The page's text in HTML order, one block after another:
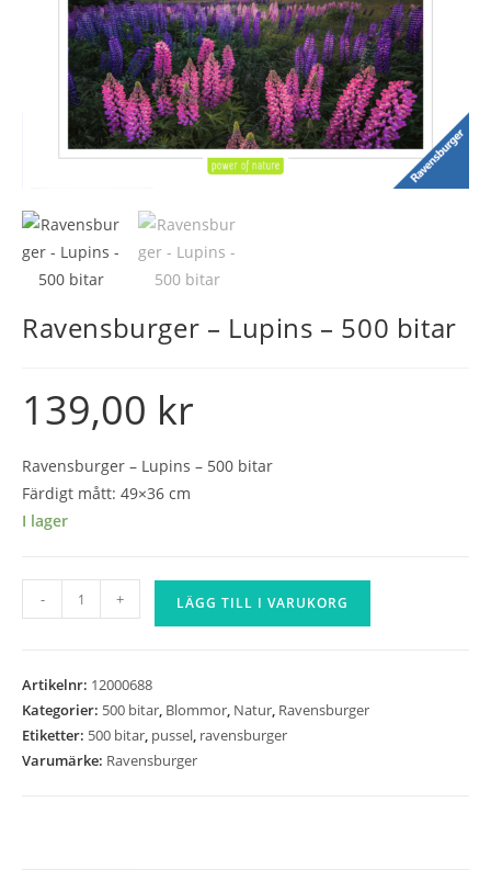
Ravensburger – Lupins – 500 bitar
139,00 kr
Ravensburger – Lupins – 500 bitar
Färdigt mått: 49×36 cm
I lager
Ravensburger
-
500
bitar
mängd
- + LÄGG TILL I VARUKORG
Artikelnr: 12000688
Kategorier: 500 bitar, Blommor, Natur, Ravensburger
Etiketter: 500 bitar, pussel, ravensburger
Varumärke: Ravensburger